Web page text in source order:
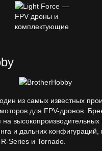
из самых известных
для FPV-дронов.
на
и дальних конфигураций,
Series и Tornado.